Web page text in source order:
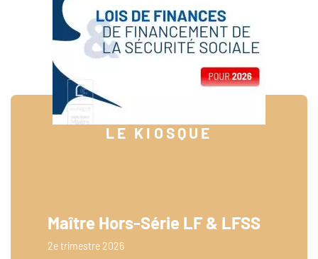
LE KIOSQUE
Maître Hors-Série LF & LFSS
2e trimestre 2026